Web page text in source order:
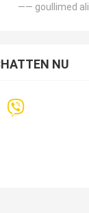
—— goullimed ali
NU